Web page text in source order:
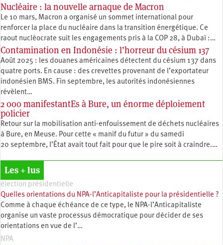
Nucléaire : la nouvelle arnaque de Macron
Le 10 mars, Macron a organisé un sommet international pour
renforcer la place du nucléaire dans la transition énergétique. Ce
raout nucléocrate suit les engagements pris à la COP 28, à Dubaï :…
Contamination en Indonésie : l’horreur du césium 137
Août 2025 : les douanes américaines détectent du césium 137 dans
quatre ports. En cause : des crevettes provenant de l’exportateur
indonésien BMS. Fin septembre, les autorités indonésiennes
révèlent…
2 000 manifestantEs à Bure, un énorme déploiement
policier
Retour sur la mobilisation anti-enfouissement de déchets nucléaires
à Bure, en Meuse. Pour cette « manif du futur » du samedi
20 septembre, l’État avait tout fait pour que le pire soit à craindre.…
Les + lus
élection présidentielle
Quelles orientations du NPA-l’Anticapitaliste pour la présidentielle ?
Comme à chaque échéance de ce type, le NPA-l’Anticapitaliste
organise un vaste processus démocratique pour décider de ses
orientations en vue de l’…
NPA